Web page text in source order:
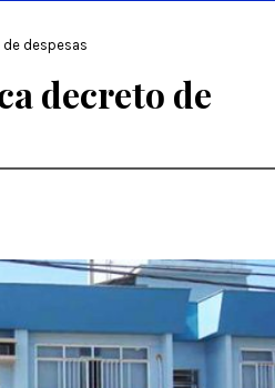
despesas
decreto de